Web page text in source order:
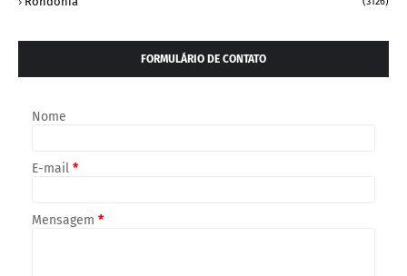
FORMULÁRIO DE CONTATO
Nome
E-mail *
Mensagem *